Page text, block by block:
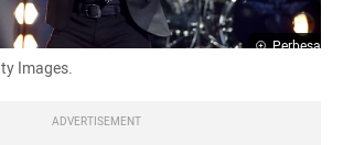
Perbesar
Images.
ADVERTISEMENT